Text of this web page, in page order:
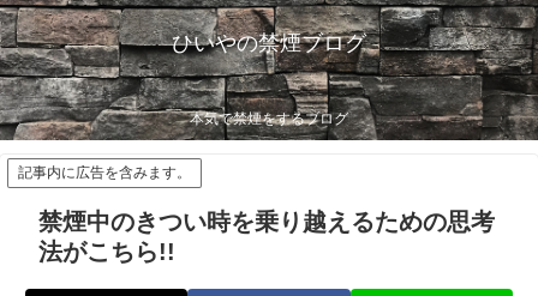
ひいやの禁煙ブログ
本気で禁煙をするブログ
記事内に広告を含みます。
禁煙中のきつい時を乗り越えるための思考
法がこちら!!